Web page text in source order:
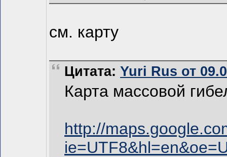
см. карту
Цитата: Yuri Rus от
Карта массовой
http://